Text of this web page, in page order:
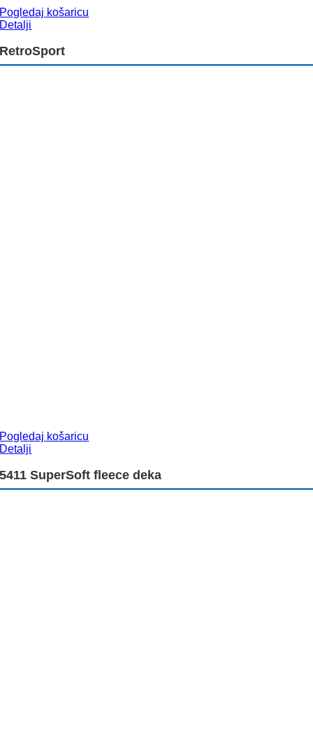
Pogledaj košaricu
Detalji
RetroSport
Pogledaj košaricu
Detalji
5411 SuperSoft fleece deka